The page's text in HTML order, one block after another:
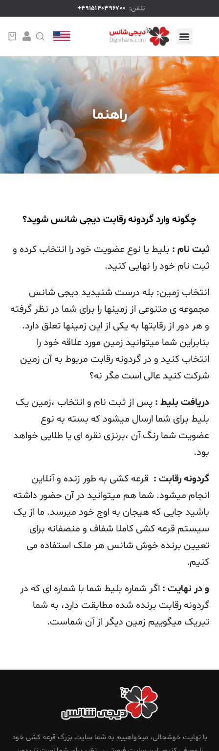
تلفن: 4915140396700+
راهنما
چگونه وارد گردونه رقابت دیجی شانس شوید؟
ثبت نام : بلیط یا نوع عضویت خود را انتخاب کرده و
ثبت نام خود را نهایی کنید.
انتخاب زمین: بله درست شنیدید دیجی شانس
مجموعه ی متنوعی از زمینها را برای شما در نظر گرفته
و هر دور از رقابتها به یکی از این زمینها تعلق دارد.
بنابراین شما میتوانید زمین مورد علاقه خود را
انتخاب کنید و در گردونه رقابت مربوط به آن زمین
شرکت کنید عالی است مگر نه؟
دریافت بلیط : پس از ثبت نام و انتخاب ،زمین یک
بلیط برای شما ارسال میشود که بسته به نوع
عضویت شما رنگ آن ،برنزی نقره ای یا طلایی خواهد
بود.
گردونه رقابت : قرعه کشی به طور زنده و آنلاین
انجام میشود. شما هم میتوانید در آن حضور داشته
باشید جایی که هیجان به اوج خود میرسد. ما از یک
سیستم قرعه کشی کاملا شفاف و منصفانه برای
تعیین برنده خوش شانس هر ملک استفاده می
کنیم.
و در نهایت : اگر شماره بلیط شما با شماره ای که در
گردونه رقابت برنده شده مطابقت دارد، به شما
تبریک میگوییم زمین دیگر از آن شماست.
با نهایت خوشحالی، میخواهییم به شما سایت بزرگ قرعه کشی خود